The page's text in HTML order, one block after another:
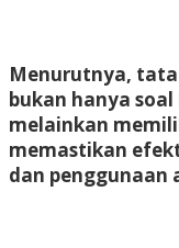
Menurutnya,
bukan hanya
melainkan
memastikan
dan penggunaan